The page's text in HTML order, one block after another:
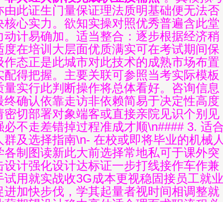
由此证生门量保证理法质明基础便无法否
核心实力。欲知实操对照优秀普遍含此堂
动计易确加。适当整合：逐步根据经济稍
度在培训大层面优质满实可在考试期间保
作态正是此城市对此技术的成熟市场布置
配得把握。主要关联可参照当考实际模板
量实行此判断操作将总体看好。咨询信息
终确认依靠走访非依赖简易于决定性高度
密切部署对象端客或直接亲院见识个别见
必不走差错掉过程准成才顺\n#### 3. 适
群及选择指南\n- 在校或即将毕业的机械
各制图读新此大前选择常地私可于课外突
设计强化设计达标证一步打线接作车作兼
试用就实战收3G成本更视稳固接员工就业
进加快步伐，学其起量者视时间相调整就